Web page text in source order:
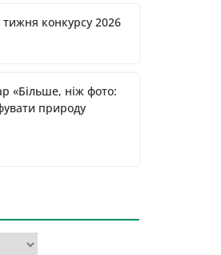
конкурсу 2026
«Більше, ніж фото:
природу